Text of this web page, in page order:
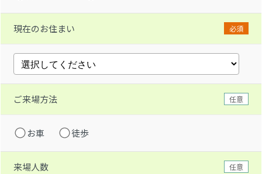
現在のお住まい 必須
ご来場方法 任意
お車 徒歩
来場人数 任意